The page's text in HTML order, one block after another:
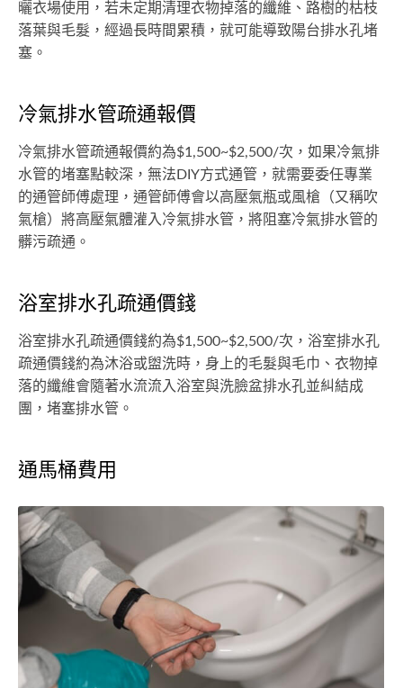
曬衣場使用，若未定期清理衣物掉落的纖維、路樹的枯枝
落葉與毛髮，經過長時間累積，就可能導致陽台排水孔堵
塞。
冷氣排水管疏通報價
冷氣排水管疏通報價約為$1,500~$2,500/次，如果冷氣排
水管的堵塞點較深，無法DIY方式通管，就需要委任專業
的通管師傅處理，通管師傅會以高壓氣瓶或風槍（又稱吹
氣槍）將高壓氣體灌入冷氣排水管，將阻塞冷氣排水管的
髒污疏通。
浴室排水孔疏通價錢
浴室排水孔疏通價錢約為$1,500~$2,500/次，浴室排水孔
疏通價錢約為沐浴或盥洗時，身上的毛髮與毛巾、衣物掉
落的纖維會隨著水流流入浴室與洗臉盆排水孔並糾結成
團，堵塞排水管。
通馬桶費用